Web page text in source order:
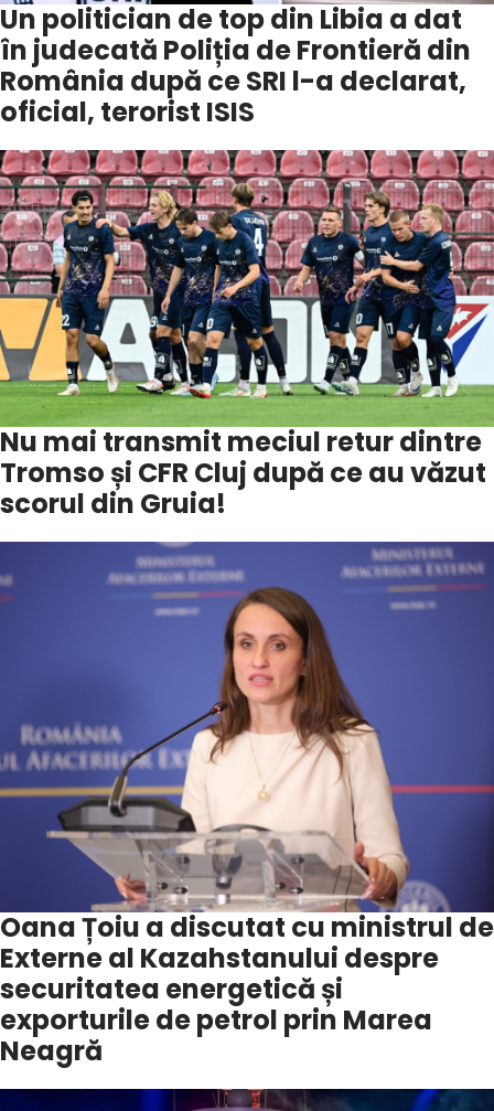
Un politician de top din Libia a dat
în judecată Poliția de Frontieră din
România după ce SRI l-a declarat,
oficial, terorist ISIS
Nu mai transmit meciul retur dintre
Tromso și CFR Cluj după ce au văzut
scorul din Gruia!
Oana Țoiu a discutat cu ministrul de
Externe al Kazahstanului despre
securitatea energetică și
exporturile de petrol prin Marea
Neagră